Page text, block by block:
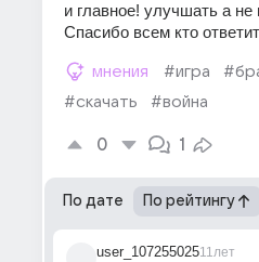
и главное! улучшать а не
Спасибо всем кто
мнения #игра
#скачать
#война
0 1
По дате По рейтингу
user_10725502511лет